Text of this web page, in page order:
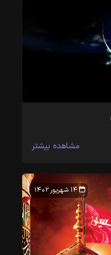
مشاهده بیشتر
۱۴ شهریور ۱۴۰۲